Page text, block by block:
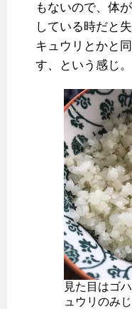
もないので、体
している時だと
キュウリとかと
す、という感じ。
見た目はゴ
ュウリのみ